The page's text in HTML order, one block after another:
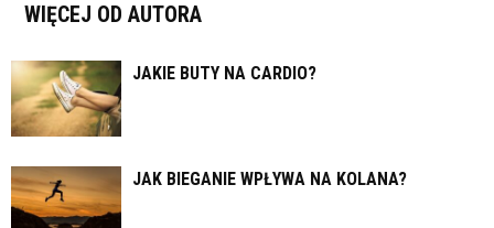
WIĘCEJ OD AUTORA
JAKIE BUTY NA CARDIO?
JAK BIEGANIE WPŁYWA NA KOLANA?